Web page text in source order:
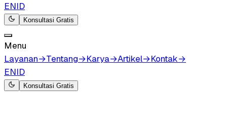
ENID
Konsultasi Gratis
Menu
Layanan→Tentang→Karya→Artikel→Kontak→
ENID
Konsultasi Gratis